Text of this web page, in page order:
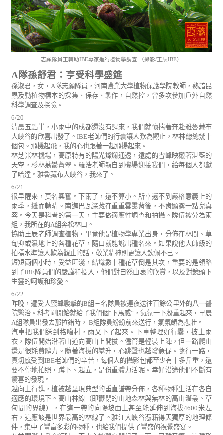
志願隊員正輔助IBE專家進行植物學調查 （攝影/王辰IBE）
A隊孫舒君：亨受科學盛筵
孫淑君，女， A隊志願隊員，河南農業大學植物保護學院教師，熟諳昆
蟲及動植物標本的採集、保存、製作，自然控，曾多次參加戶外自然
科學調查及探險。
6/20
清晨五點半，小雨中的成都還沒有醒來，我們就懷揣著奔赴雅魯藏布
大峽谷的欣喜出發了。IBE老師們的行囊讓人歎為觀止，林林總總幾十
個包。飛機起飛，我的心也跟著一起飛揚起來。
林芝米林機場，高原特有的陽光燦爛通透，遠處的雪峰映襯著湛藍的
天空，杉林蓊鬱蒼翠。羅浩老師親自到機場迎接我們，給每個人都獻
了哈達。雅魯藏布大峽谷，我來了。
6/21
很早醒來，莫名興奮。下雨了，還不算小。所幸還不到嚴格意義上的
雨季，繼而轉晴。南迦巴瓦深藏在重重雲靄背後，不肯顯露一點兒真
容。今天是科考的第一天，主要做適應性調查和拍攝。隊伍被分為兩
組，我所在的A組奔松林口。
協助王辰老師調查植物，畢竟他是植物學專業出身，分佈在林間、草
甸抑或濕地上的各種花草，隨口就能說出種名來。如果說他大師級的
拍攝水準讓人歎為觀止的話，敬業精神則更讓人欽佩不已。
短短兩個小時，受益匪淺，結識數十種花草倒是其次，重要的是領略
到了IBE隊員們的嚴謹和投入，他們對自然由衷的欣賞，以及對鏡頭下
生靈的呵護和珍愛。
6/22
昨晚，遭受大蜜蜂襲擊的B組三名隊員被連夜送往百餘公里外的八一醫
院醫治。科考剛開始就給了我們個“ 下馬威” ，氣氛一下凝重起來，早晨
A組隊員出發去那拉錯時， B組隊員紛紛前來送行，氣氛頗為悲壯。
汽車把我們送到格噶村，雨又下了起來。下車整理好行囊，披上雨
衣，隊伍開始沿著山道向高山上開拔。儘管是輕裝上陣，但一路爬山
還是很耗費體力。隨著海拔的攀升，心跳聲也越發急促。隨行一路，
真切感受到 IBE老師們的辛苦，每個人的攝影包都至少有十多斤重，還
要不停地拍照，蹲下、起立，是份重體力活呢。幸好沿途他們不斷有
驚喜的發現。
越向上行進，植被越呈現典型的垂直譜帶分佈，各種物種生活在各自
適應的環境下。高山林線（即鬱閉的山地森林與無林的高山灌叢、草
甸間的界線），在這一帶的向陽坡面上甚至能延伸到海拔4600米左
右，這應該是世界最高的林線了。雅江大峽谷憑藉得天獨厚的地理條
件，集中了豐富多彩的物種，也給我們提供了豐盛的視覺盛宴。